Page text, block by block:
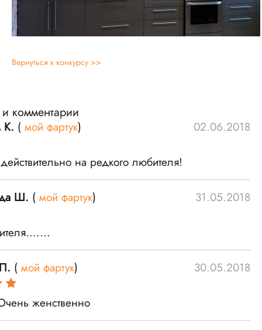
Вернуться к конкурсу >>
комментарии
К. ( мой фартук) 02.06.2018
на редкого любителя!
Ш. ( мой фартук) 31.05.2018
( мой фартук) 30.05.2018
женственно